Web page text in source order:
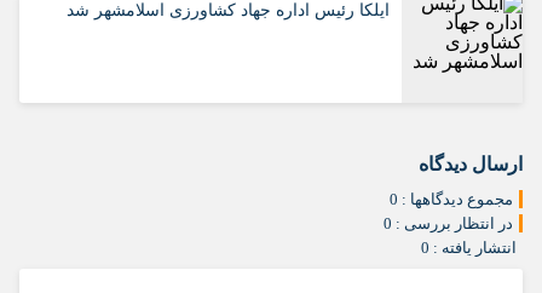
ایلکا رئیس اداره جهاد کشاورزی اسلامشهر شد
ارسال دیدگاه
مجموع دیدگاهها : 0
در انتظار بررسی : 0
انتشار یافته : 0